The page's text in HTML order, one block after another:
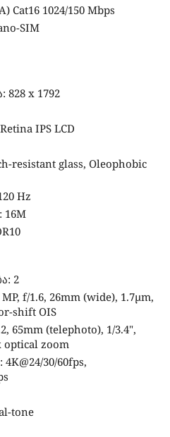
Cat16 1024/150 Mbps
SIM
828 x 1792
IPS LCD
resistant glass, Oleophobic
Hz
16M
2
f/1.6, 26mm (wide), 1.7µm,
shift OIS
65mm (telephoto), 1/3.4",
optical zoom
30/60fps,
tone